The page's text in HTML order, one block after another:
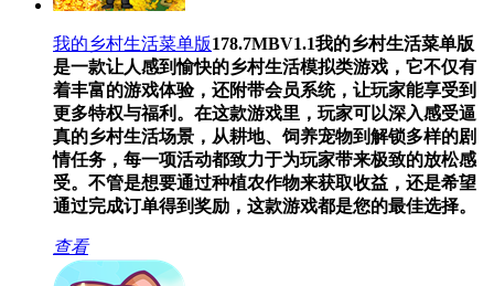
我的乡村生活菜单版178.7MBV1.1我的乡村生活菜单版
是一款让人感到愉快的乡村生活模拟类游戏，它不仅有
着丰富的游戏体验，还附带会员系统，让玩家能享受到
更多特权与福利。在这款游戏里，玩家可以深入感受逼
真的乡村生活场景，从耕地、饲养宠物到解锁多样的剧
情任务，每一项活动都致力于为玩家带来极致的放松感
受。不管是想要通过种植农作物来获取收益，还是希望
通过完成订单得到奖励，这款游戏都是您的最佳选择。
查看